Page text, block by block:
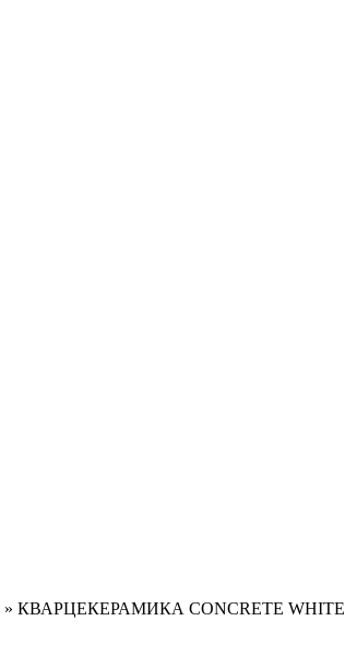
» КВАРЦЕКЕРАМИКА CONCRETE WHITE